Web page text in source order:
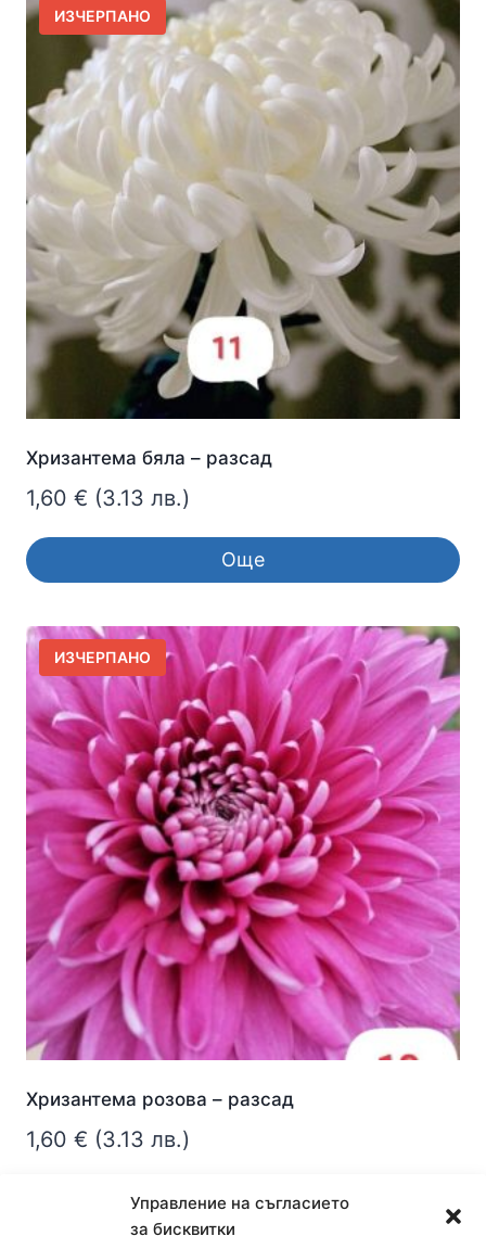
Управление на съгласието
за бисквитки
ИЗЧЕРПАНО
Хризантема бяла – разсад
1,60 € (3.13 лв.)
Още
ИЗЧЕРПАНО
Хризантема розова – разсад
1,60 € (3.13 лв.)
Още